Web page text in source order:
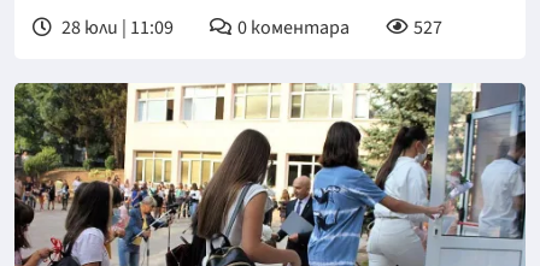
28 юли | 11:09 0коментара 527